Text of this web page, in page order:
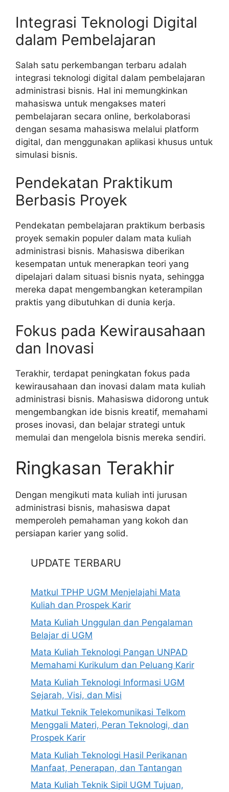
Integrasi Teknologi Digital
dalam Pembelajaran
Salah satu perkembangan terbaru adalah
integrasi teknologi digital dalam pembelajaran
administrasi bisnis. Hal ini memungkinkan
mahasiswa untuk mengakses materi
pembelajaran secara online, berkolaborasi
dengan sesama mahasiswa melalui platform
digital, dan menggunakan aplikasi khusus untuk
simulasi bisnis.
Pendekatan Praktikum
Berbasis Proyek
Pendekatan pembelajaran praktikum berbasis
proyek semakin populer dalam mata kuliah
administrasi bisnis. Mahasiswa diberikan
kesempatan untuk menerapkan teori yang
dipelajari dalam situasi bisnis nyata, sehingga
mereka dapat mengembangkan keterampilan
praktis yang dibutuhkan di dunia kerja.
Fokus pada Kewirausahaan
dan Inovasi
Terakhir, terdapat peningkatan fokus pada
kewirausahaan dan inovasi dalam mata kuliah
administrasi bisnis. Mahasiswa didorong untuk
mengembangkan ide bisnis kreatif, memahami
proses inovasi, dan belajar strategi untuk
memulai dan mengelola bisnis mereka sendiri.
Ringkasan Terakhir
Dengan mengikuti mata kuliah inti jurusan
administrasi bisnis, mahasiswa dapat
memperoleh pemahaman yang kokoh dan
persiapan karier yang solid.
UPDATE TERBARU
Matkul TPHP UGM Menjelajahi Mata
Kuliah dan Prospek Karir
Mata Kuliah Unggulan dan Pengalaman
Belajar di UGM
Mata Kuliah Teknologi Pangan UNPAD
Memahami Kurikulum dan Peluang Karir
Mata Kuliah Teknologi Informasi UGM
Sejarah, Visi, dan Misi
Matkul Teknik Telekomunikasi Telkom
Menggali Materi, Peran Teknologi, dan
Prospek Karir
Mata Kuliah Teknologi Hasil Perikanan
Manfaat, Penerapan, dan Tantangan
Mata Kuliah Teknik Sipil UGM Tujuan,